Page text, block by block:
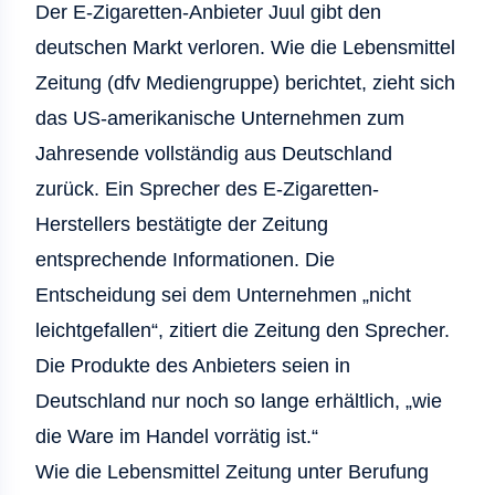
Der E-Zigaretten-Anbieter Juul gibt den
deutschen Markt verloren. Wie die Lebensmittel
Zeitung (dfv Mediengruppe) berichtet, zieht sich
das US-amerikanische Unternehmen zum
Jahresende vollständig aus Deutschland
zurück. Ein Sprecher des E-Zigaretten-
Herstellers bestätigte der Zeitung
entsprechende Informationen. Die
Entscheidung sei dem Unternehmen „nicht
leichtgefallen“, zitiert die Zeitung den Sprecher.
Die Produkte des Anbieters seien in
Deutschland nur noch so lange erhältlich, „wie
die Ware im Handel vorrätig ist.“
Wie die Lebensmittel Zeitung unter Berufung